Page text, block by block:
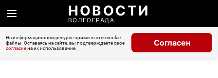
НОВОСТИ
ВОЛГОГРАДА
На информационном ресурсе применяются cookie-
файлы. Оставаясь на сайте, вы подтверждаете свое
согласиена их использование.
Согласен